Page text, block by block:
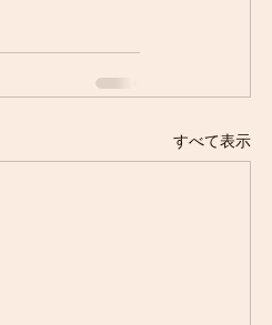
すべて表示